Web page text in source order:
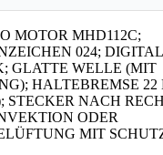
MOTOR MHD112C;
024;
GLATTE WELLE (MIT
HALTEBREMSE 22
STECKER NACH
ODER
MIT